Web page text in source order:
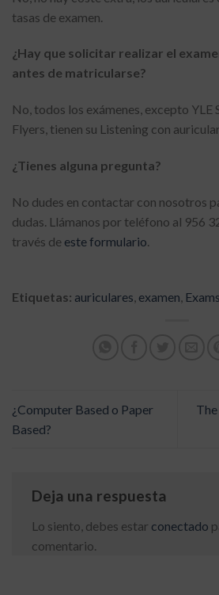
tasas de examen.
¿Hay que solicitar realizar el
antes de matricularse?
No, todos los exámenes, excepto
Flyers, tienen su Listening con
¿Tienes alguna pregunta?
No dudes en contactar con nosotros
dudas. Llámanos por teléfono al 956
través de este formulario
Etiquetas: auriculares examen
¿Computer Based o Paper
Based?
Deja una respuesta
Lo siento, debes estar conectado
comentario.